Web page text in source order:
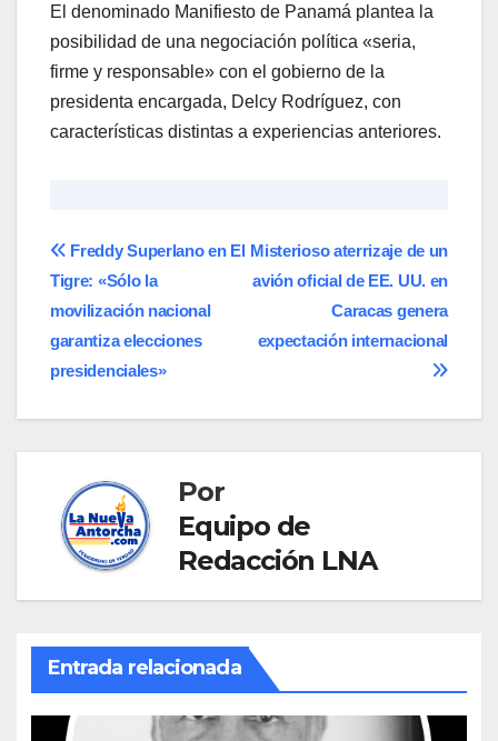
El denominado Manifiesto de Panamá plantea la
posibilidad de una negociación política «seria,
firme y responsable» con el gobierno de la
presidenta encargada, Delcy Rodríguez, con
características distintas a experiencias anteriores.
Navegación
de
entradas
Misterioso aterrizaje de un
avión oficial de EE. UU. en
Caracas genera
expectación internacional
Freddy Superlano en El
Tigre: «Sólo la
movilización nacional
garantiza elecciones
presidenciales»
Por
Equipo de
Redacción LNA
Entrada relacionada